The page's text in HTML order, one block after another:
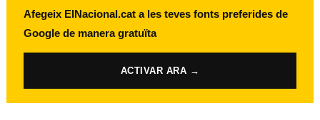
Afegeix ElNacional.cat a les teves fonts preferides de
Google de manera gratuïta
ACTIVAR ARA →